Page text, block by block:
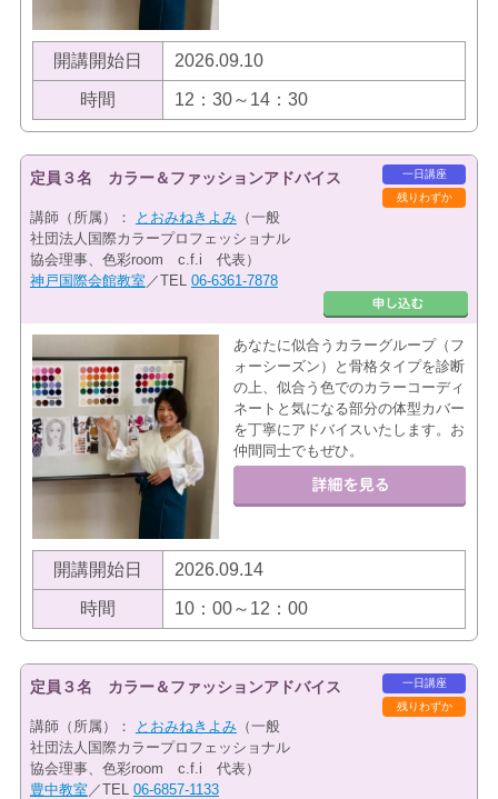
開講開始日 2026.09.10
時間 12：30～14：30
一日講座
残りわずか
定員３名 カラー＆ファッションアドバイス
講師（所属）： とおみねきよみ（一般
社団法人国際カラープロフェッショナル
協会理事、色彩room c.f.i 代表）
神戸国際会館教室 ／TEL 06-6361-7878
あなたに似合うカラーグループ（フ
ォーシーズン）と骨格タイプを診断
の上、似合う色でのカラーコーディ
ネートと気になる部分の体型カバー
を丁寧にアドバイスいたします。お
仲間同士でもぜひ。
開講開始日 2026.09.14
時間 10：00～12：00
一日講座
残りわずか
定員３名 カラー＆ファッションアドバイス
講師（所属）： とおみねきよみ（一般
社団法人国際カラープロフェッショナル
協会理事、色彩room c.f.i 代表）
豊中教室 ／TEL 06-6857-1133